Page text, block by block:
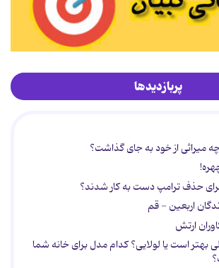
پربازدیدها
حذف ترامپ دست به کار شدند؟
اربعین - قم
ارتش
بهتر است یا لولایی؟ کدام مدل برای خانه شما